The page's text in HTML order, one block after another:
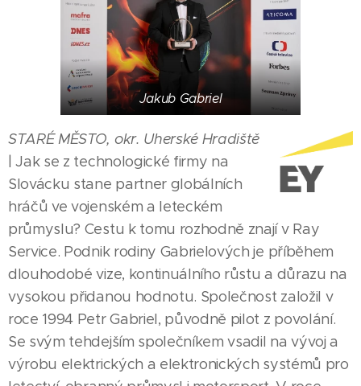
Jakub Gabriel
STARÉ MĚSTO, okr. Uherské Hradiště
| Jak se z technologické firmy na
Slovácku stane partner globálních
hráčů ve vojenském a leteckém
průmyslu? Cestu k tomu rozhodně znají v Ray
Service. Podnik rodiny Gabrielových je příběhem
dlouhodobé vize, kontinuálního růstu a důrazu na
vysokou přidanou hodnotu. Společnost založil v
roce 1994 Petr Gabriel, původně pilot z povolání.
Se svým tehdejším společníkem vsadil na vývoj a
výrobu elektrických a elektronických systémů pro